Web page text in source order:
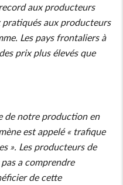
aux producteurs
pratiqués aux producteurs
Les pays frontaliers à
prix plus élevés que
de notre production en
est appelé « trafique
». Les producteurs de
a comprendre
de cette